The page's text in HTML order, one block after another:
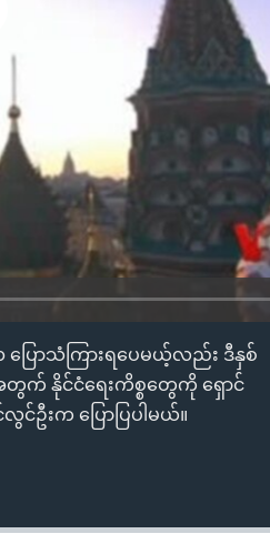
available
ပြောသံကြားရပေမယ့်လည်း ဒီနှစ်
က် နိုင်ငံရေးကိစ္စတွေကို ရှောင်
ဦးက ပြောပြပါမယ်။